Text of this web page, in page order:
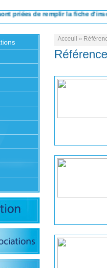
de remplir la fiche
Acceuil »